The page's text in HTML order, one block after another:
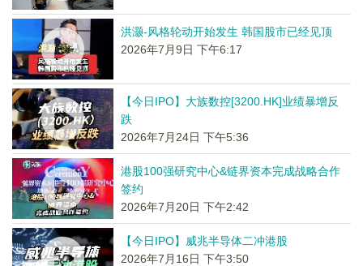
洪灏-风格轮动开始发生 韩国股市已经见顶
2026年7月9日 下午6:17
【今日IPO】大族数控[3200.HK]业绩暴增反
跌
2026年7月24日 下午5:36
港股100强研究中心&链界资本完成战略合作
签约
2026年7月20日 下午2:42
【今日IPO】威兆半导体二冲港股
2026年7月16日 下午3:50